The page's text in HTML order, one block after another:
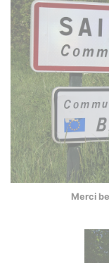
Merci